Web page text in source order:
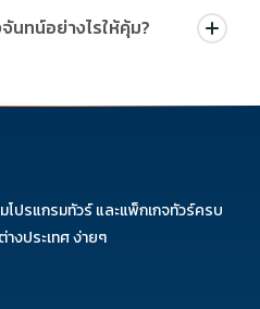
โปรโมชั่นบัตรเครดิตตามเงื่อนไขที่
รโมชั่นในรายการทัวร์แต่ละ
นทน์อย่างไรให้คุ้ม?
ำสุดเพียงอย่างเดียว
โปรแกรมทัวร์ และแพ็กเกจทัวร์ครบ
งประเทศ ง่ายๆ